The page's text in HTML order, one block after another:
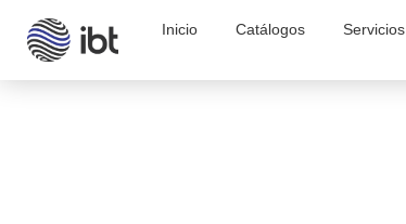
Inicio Catálogos Servicios